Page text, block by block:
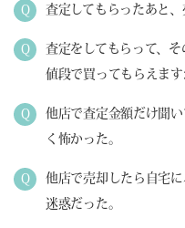
査定してもらったあと
査定をしてもらって、
値段で買ってもらえます
他店で査定金額だけ聞
く怖かった。
他店で売却したら自宅
迷惑だった。